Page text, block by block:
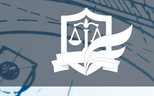
Skip
to
content